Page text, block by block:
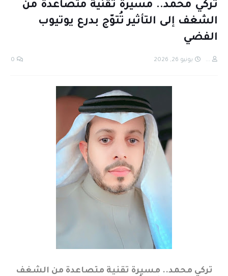
تركي محمد.. مسيرة تقنية متصاعدة من
الشغف إلى التأثير تُتوّج بدرع يوتيوب
الفضي
... يونيو 26, 2026 0
تركي محمد.. مسيرة تقنية متصاعدة من الشغف